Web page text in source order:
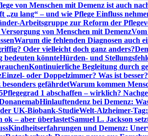
von Menschen mit Demenz ist auch
„zu lang“ – und wie Pflege Einfluss
Arbeitsgruppe zur Reform der
von Menschen mit Demenz
Warum die fehlenden Diagnosen auch
Oder vielleicht doch ganz anders?
bedeuten könnteHürden- und
Kontinuierliche Begleitung durch
Einzel- oder Doppelzimmer? Was ist besser?
gefährdetWarum kommen
Pflegegrad 1 abschaffen – wirklich?
Hinlauftendenz bei Demenz:
UK-Biobank-StudieWelt-Alzheimer-
ok – aber überlastetSamuel L. Jackson
Kindheitserfahrungen und Demenz: